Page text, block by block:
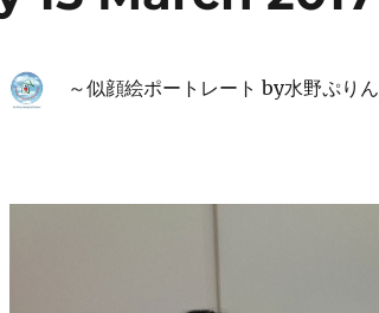
～似顔絵ポートレート by水野ぷりん